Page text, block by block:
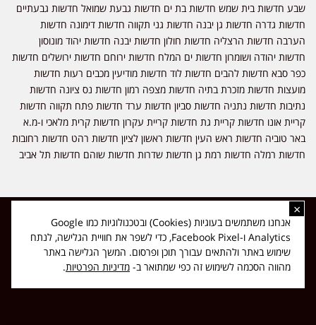
שבע חדשות בית שמש חדשות בת ים חדשות גבעת שמואל חדשות גבעתיים
חדשות גדרה חדשות גן יבנה חדשות גני תקווה חדשות דימונה חדשות
הערבה חדשות הרצליה חדשות חולון חדשות יבנה חדשות יהוד מונוסון
חדשות יהודה ושומרון חדשות ים המלח חדשות ירוחם חדשות ירושלים חדשות
כפר סבא חדשות להבים חדשות לוד חדשות מודיעין מכבים רעות חדשות
מועצות חדשות מזכרת בתיה חדשות מצפה רמון חדשות נס ציונה חדשות
נתיבות חדשות נתניה חדשות סביון חדשות ערד חדשות פתח תקווה חדשות
קריית אונו חדשות קריית גת חדשות קריית עקרון חדשות קרית מלאכי ו-מ.א
באר טוביה חדשות ראש העין חדשות ראשון לציון חדשות רהט חדשות רחובות
חדשות רמלה חדשות רמת גן חדשות שדרות חדשות שוהם חדשות תל אביב
כל הזכויות שמורות ל-ליזה ללוצאשווילי - חדשות אפס שמונה - דיווחים בזמן
אמת, נוסד בשנת 2019 | טל' לפרסומים 054-9759222 מייל מערכת
news08.net@gmail.com
Made with ❤ byDIGITA
×
אנחנו משתמשים בעוגיות (Cookies) ובטכנולוגיות כמו Google
Analytics ו-Facebook Pixel, כדי לשפר את חוויית הגלישה, לנתח
שימוש באתר ולהתאים עבורך תוכן ופרסום. המשך הגלישה באתר
מהווה הסכמה לשימוש זה כפי שמתואר ב- מדיניות הפרטיות.